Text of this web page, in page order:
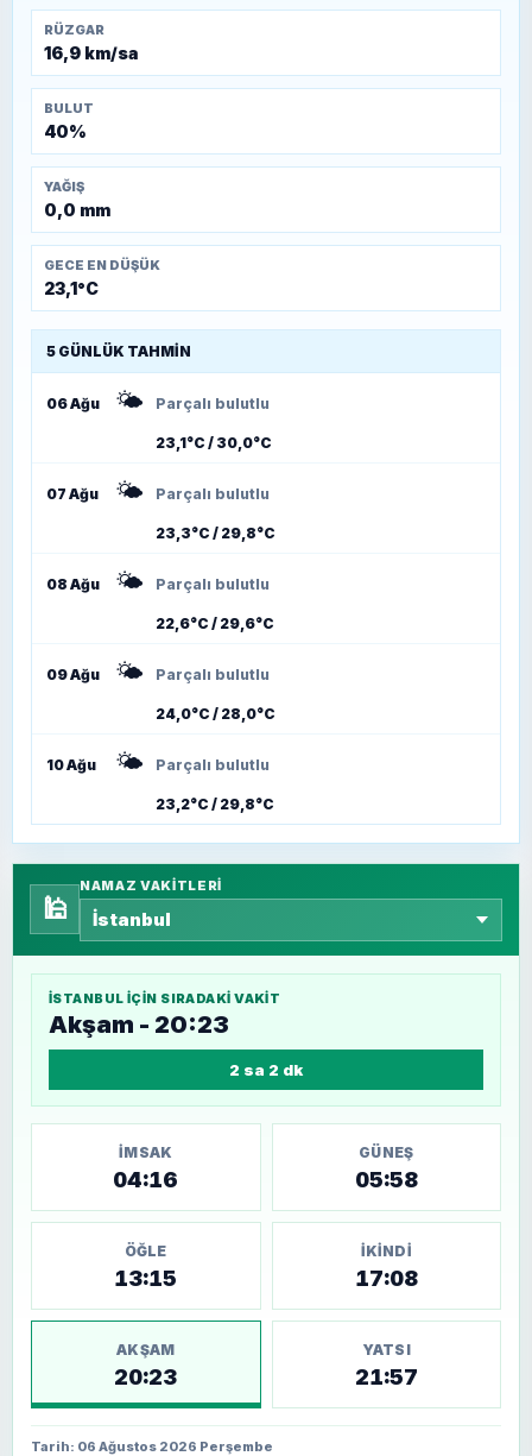
RÜZGAR
16,9 km/sa
BULUT
40%
YAĞIŞ
0,0 mm
GECE EN DÜŞÜK
23,1°C
5 GÜNLÜK TAHMIN
06 Ağu 🌤️ Parçalı bulutlu
23,1°C / 30,0°C
07 Ağu 🌤️ Parçalı bulutlu
23,3°C / 29,8°C
08 Ağu 🌤️ Parçalı bulutlu
22,6°C / 29,6°C
09 Ağu 🌤️ Parçalı bulutlu
24,0°C / 28,0°C
10 Ağu 🌤️ Parçalı bulutlu
23,2°C / 29,8°C
🕌
NAMAZ VAKITLERI
İSTANBUL IÇIN SIRADAKI VAKIT
Akşam - 20:23
2 sa 2 dk
İMSAK
04:16
GÜNEŞ
05:58
ÖĞLE
13:15
İKINDI
17:08
AKŞAM
20:23
YATSI
21:57
Tarih: 06 Ağustos 2026 Perşembe